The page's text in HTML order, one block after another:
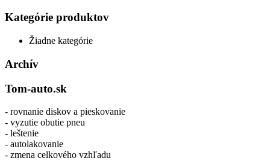
Kategórie produktov
Žiadne kategórie
Archív
Tom-auto.sk
- rovnanie diskov a pieskovanie
- vyzutie obutie pneu
- leštenie
- autolakovanie
- zmena celkového vzhľadu